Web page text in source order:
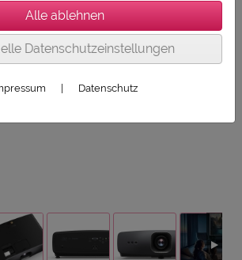
Datenschutzeinstellungen
Datenschutz